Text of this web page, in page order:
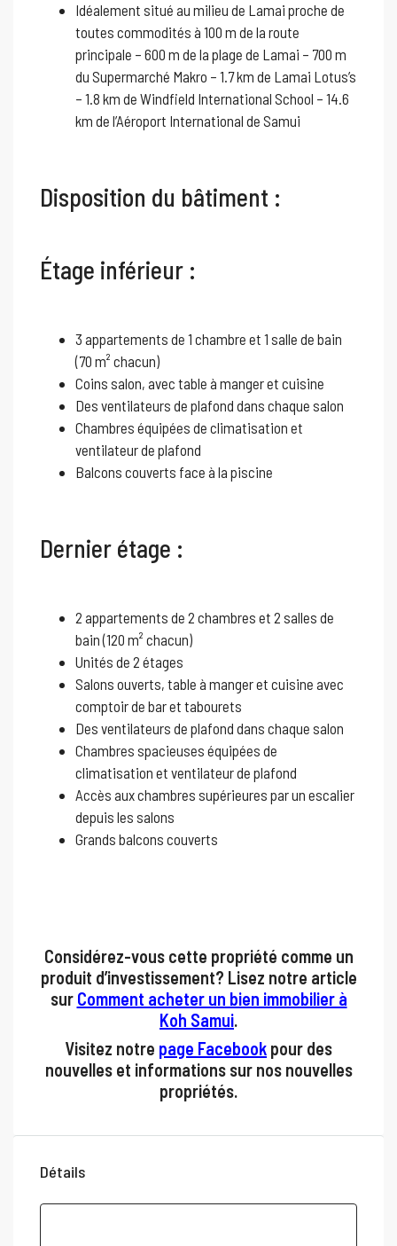
Idéalement situé au milieu de Lamai proche de
toutes commodités à 100 m de la route
principale – 600 m de la plage de Lamai – 700 m
du Supermarché Makro – 1.7 km de Lamai Lotus’s
– 1.8 km de Windfield International School – 14.6
km de l’Aéroport International de Samui
Disposition du bâtiment :
Étage inférieur :
3 appartements de 1 chambre et 1 salle de bain
(70 m² chacun)
Coins salon, avec table à manger et cuisine
Des ventilateurs de plafond dans chaque salon
Chambres équipées de climatisation et
ventilateur de plafond
Balcons couverts face à la piscine
Dernier étage :
2 appartements de 2 chambres et 2 salles de
bain (120 m² chacun)
Unités de 2 étages
Salons ouverts, table à manger et cuisine avec
comptoir de bar et tabourets
Des ventilateurs de plafond dans chaque salon
Chambres spacieuses équipées de
climatisation et ventilateur de plafond
Accès aux chambres supérieures par un escalier
depuis les salons
Grands balcons couverts
Considérez-vous cette propriété comme un
produit d’investissement? Lisez notre article
sur Comment acheter un bien immobilier à
Koh Samui.
Visitez notre page Facebook pour des
nouvelles et informations sur nos nouvelles
propriétés.
Détails